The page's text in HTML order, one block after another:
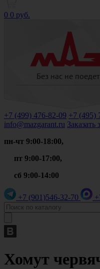
0 0 руб.
+7 (499) 476-82-09 +7 (495)
info@mazgarant.ru Заказать
пн-чт 9:00-18:00,
пт 9:00-17:00,
сб 9:00-14:00
+7 (901)546-32-70
Хомут